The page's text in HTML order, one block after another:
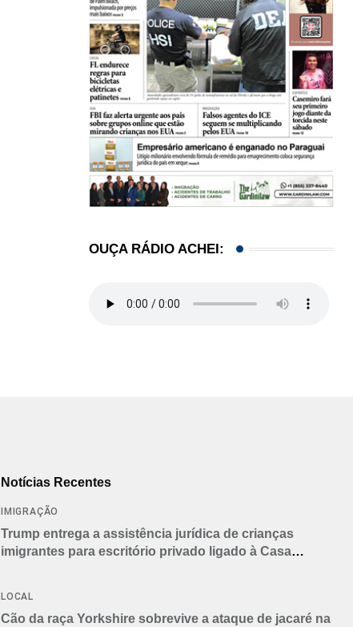
OUÇA RÁDIO ACHEI:
Notícias Recentes
IMIGRAÇÃO
Trump entrega a assistência jurídica de crianças
imigrantes para escritório privado ligado à Casa
LOCAL
Cão da raça Yorkshire sobrevive a ataque de jacaré na